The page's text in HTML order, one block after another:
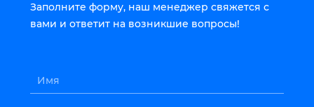
Заполните форму, наш менеджер свяжется с
вами и ответит на возникшие вопросы!
Имя